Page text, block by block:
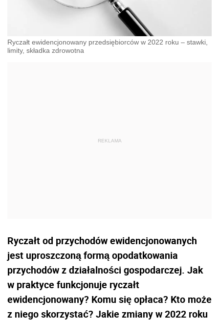
Ryczałt ewidencjonowany przedsiębiorców w 2022 roku – stawki,
limity, składka zdrowotna
Ryczałt od przychodów ewidencjonowanych
jest uproszczoną formą opodatkowania
przychodów z działalności gospodarczej. Jak
w praktyce funkcjonuje ryczałt
ewidencjonowany? Komu się opłaca? Kto może
z niego skorzystać? Jakie zmiany w 2022 roku